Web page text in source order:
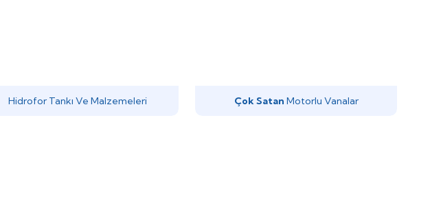
Hidrofor Tankı Ve Malzemeleri Çok Satan Motorlu Vanalar